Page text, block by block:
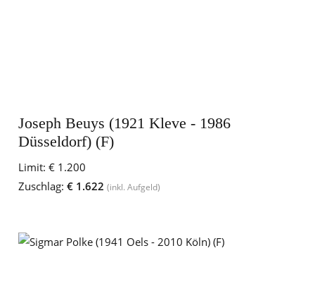
Joseph Beuys (1921 Kleve - 1986
Düsseldorf) (F)
Limit: € 1.200
Zuschlag: € 1.622 (inkl. Aufgeld)